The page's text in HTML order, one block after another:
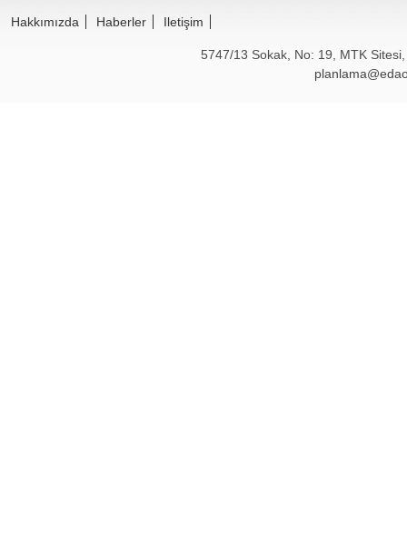
Hakkımızda Haberler Iletişim
5747/13 Sokak, No: 19, MTK